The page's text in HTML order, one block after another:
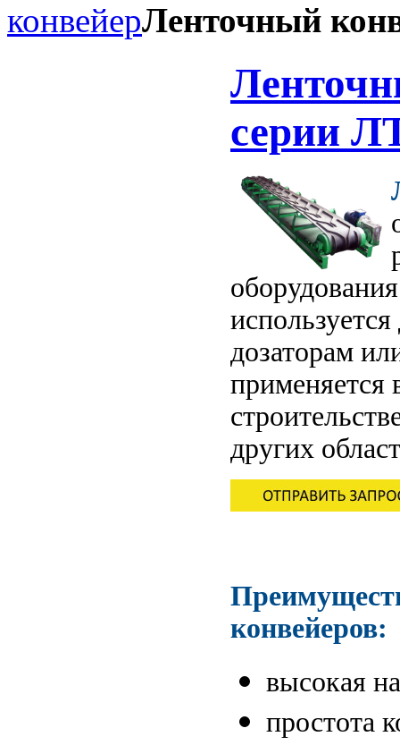
конвейерЛенточный
серии
дозаторам
других
конвейеров:
высокая
простота